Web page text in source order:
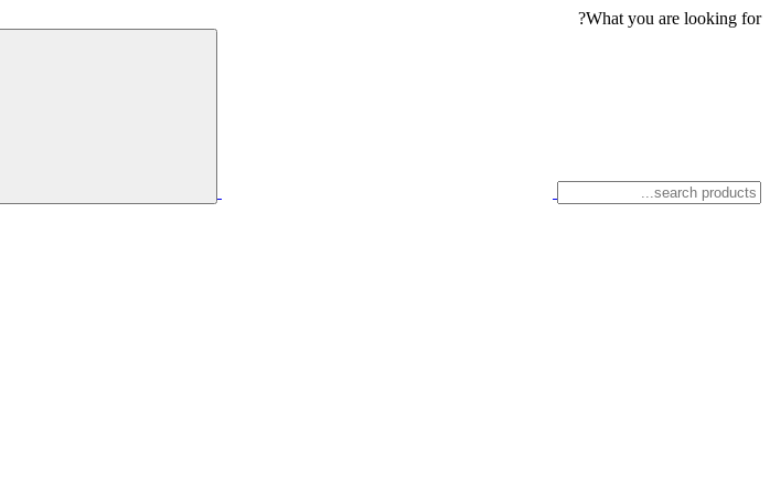
What you are looking for?